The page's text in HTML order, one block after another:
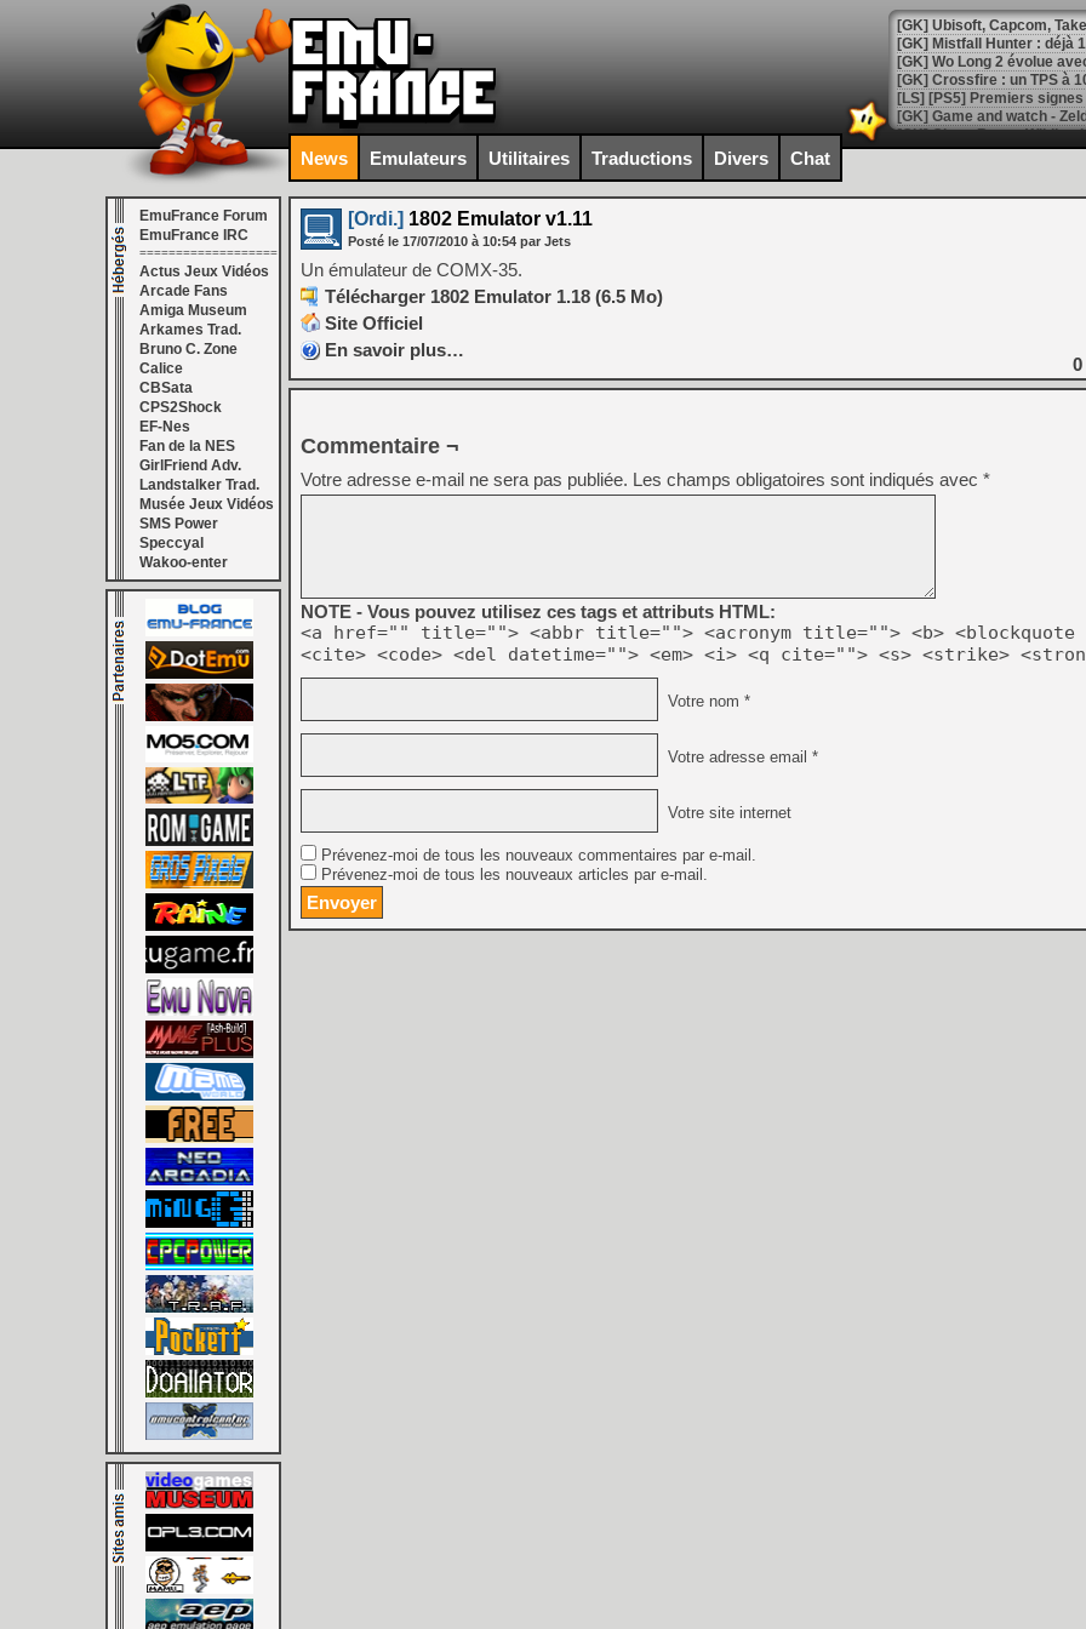
[GK] Mistfall Hunter : déjà
[GK] Wo Long 2 évolue
[GK] Crossfire : un TPS à
[LS] [PS5] Premiers
[Mo5] DOOM arrive en
[GK] Bethesda fête les 30
[GK] Roblox : l'action en
[GK] Agenda - GeForce
[LS] [PS5] ps5-y2jb-
[GK] Pourquoi Marvel
[GK] Test : Restory : Chill
[GK] GTA 6 : Rockstar
[GK] Hot Wheels Infinite
[GK] Mémoire cash -
[GK] Résultats Nintendo :
[GK] Déjà des
[Mo5] Brickboy cherche à
[GK] Minecraft et ses «
[GK] Beast of
[GK] Ubisoft : fin de partie
[GK] Mémoire cash -
[GK] Dan Houser (GTA)
[GK] Comment EA Sports
[GK] Crimson Moon : un
[GK] Isle of Reveries : le
[GK] Moonlighter 2 : The
[GK] Capcom relance
[Mo5] Deux inédits du
News Emulateurs Utilitaires Traductions Divers Chat
EmuFrance Forum
EmuFrance IRC
===================
Actus Jeux Vidéos
Arcade Fans
Amiga Museum
Arkames Trad.
Bruno C. Zone
Calice
CBSata
CPS2Shock
EF-Nes
Fan de la NES
GirlFriend Adv.
Landstalker Trad.
Musée Jeux Vidéos
SMS Power
Speccyal
Wakoo-enter
[Ordi.] 1802 Emulator v1.11
Posté le 17/07/2010 à 10:54 par Jets
Un émulateur de COMX-35.
Télécharger 1802 Emulator 1.18 (6.5 Mo)
Site Officiel
En savoir plus…
0
Commentaire ¬
Votre adresse e-mail ne sera pas publiée. Les champs obligatoires sont indiqués avec *
NOTE - Vous pouvez utilisez ces tags et attributs HTML:
<a href="" title=""> <abbr title=""> <acronym title=""> <b> <blockquote
<cite> <code> <del datetime=""> <em> <i> <q cite=""> <s> <strike>
Votre nom *
Votre adresse email *
Votre site internet
Prévenez-moi de tous les nouveaux commentaires par e-mail.
Prévenez-moi de tous les nouveaux articles par e-mail.